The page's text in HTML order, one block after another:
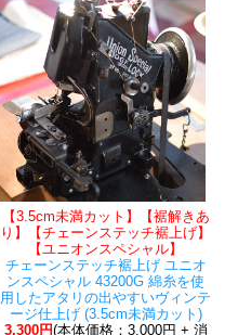
【3.5cm未満カット】【裾解きあ
り】【チェーンステッチ裾上げ】
【ユニオンスペシャル】
チェーンステッチ裾上げ ユニオ
ンスペシャル 43200G 綿糸を使
用したアタリの出やすいヴィンテ
ージ仕上げ (3.5cm未満カット)
3,300円(本体価格：3,000円 + 消